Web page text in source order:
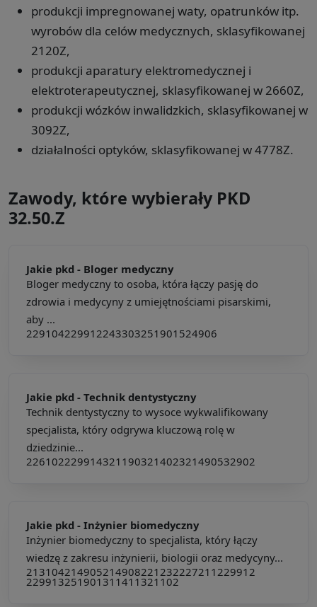
produkcji impregnowanej waty, opatrunków itp.
wyrobów dla celów medycznych, sklasyfikowanej
2120Z,
produkcji aparatury elektromedycznej i
elektroterapeutycznej, sklasyfikowanej w 2660Z,
produkcji wózków inwalidzkich, sklasyfikowanej w
3092Z,
działalności optyków, sklasyfikowanej w 4778Z.
Zawody, które wybierały PKD
32.50.Z
Jakie pkd - Bloger medyczny
Bloger medyczny to osoba, która łączy pasję do
zdrowia i medycyny z umiejętnościami pisarskimi,
aby ...
229104229912243303251901 524906
Jakie pkd - Technik dentystyczny
Technik dentystyczny to wysoce wykwalifikowany
specjalista, który odgrywa kluczową rolę w
dziedzinie...
226102229914321190321402321490532902
Jakie pkd - Inżynier biomedyczny
Inżynier biomedyczny to specjalista, który łączy
wiedzę z zakresu inżynierii, biologii oraz medycyny...
213104214905214908221232227211 229912
229913251901311411321102